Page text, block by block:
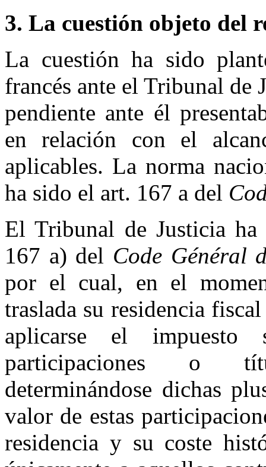
3. La cuestión objeto del
La cuestión ha sido
francés ante el Tribunal
pendiente ante él
en relación con el
aplicables. La norma
ha sido el art. 167 a del
El Tribunal de Justicia
167 a) del Code Général
por el cual, en el
traslada su residencia
aplicarse el
participaciones o
determinándose dichas
valor de estas
residencia y su coste